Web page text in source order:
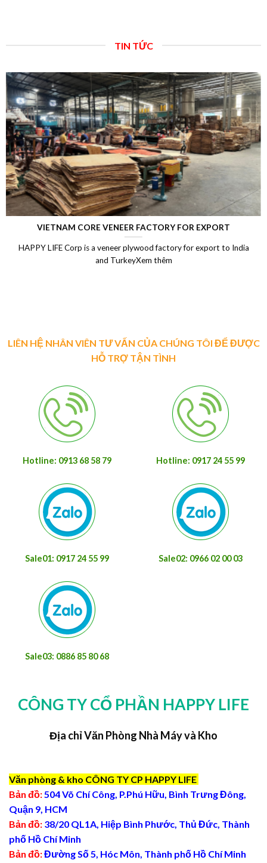
TIN TỨC
to India
LAMINATED VENEER LUMBER (LVL)
Laminated Wood, LVL Laminated Veneer Lumber,
Vietnam, LVL Timber, Vietnam plywood
LIÊN HỆ NHÂN VIÊN TƯ VẤN CỦA CHÚNG TÔI ĐỂ ĐƯỢC
HỖ TRỢ TẬN TÌNH
Hotline: 0913 68 58 79 Hotline: 0917 24 55 99
Sale01: 0917 24 55 99 Sale02: 0966 02 00 03
Sale03: 0886 85 80 68
CÔNG TY CỔ PHẦN HAPPY LIFE
Địa chỉ Văn Phòng Nhà Máy và Kho
Văn phòng & kho CÔNG TY CP HAPPY LIFE
Bản đồ:504 Võ Chí Công, P.Phú Hữu, Bình Trưng Đông,
Quận 9, HCM
Bản đồ: 38/20 QL1A, Hiệp Bình Phước, Thủ Đức, Thành
phố Hồ Chí Minh
Bản đồ:Đường Số 5, Hóc Môn, Thành phố Hồ Chí Minh